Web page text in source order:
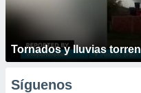
Tornados y lluvias
Síguenos